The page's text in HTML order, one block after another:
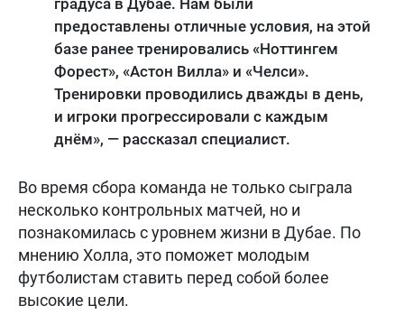
предоставлены отличные условия, на этой
базе ранее тренировались «Ноттингем
Форест», «Астон Вилла» и «Челси».
Тренировки проводились дважды в день,
и игроки прогрессировали с каждым
днём», — рассказал специалист.
Во время сбора команда не только сыграла
несколько контрольных матчей, но и
познакомилась с уровнем жизни в Дубае. По
мнению Холла, это поможет молодым
футболистам ставить перед собой более
высокие цели.